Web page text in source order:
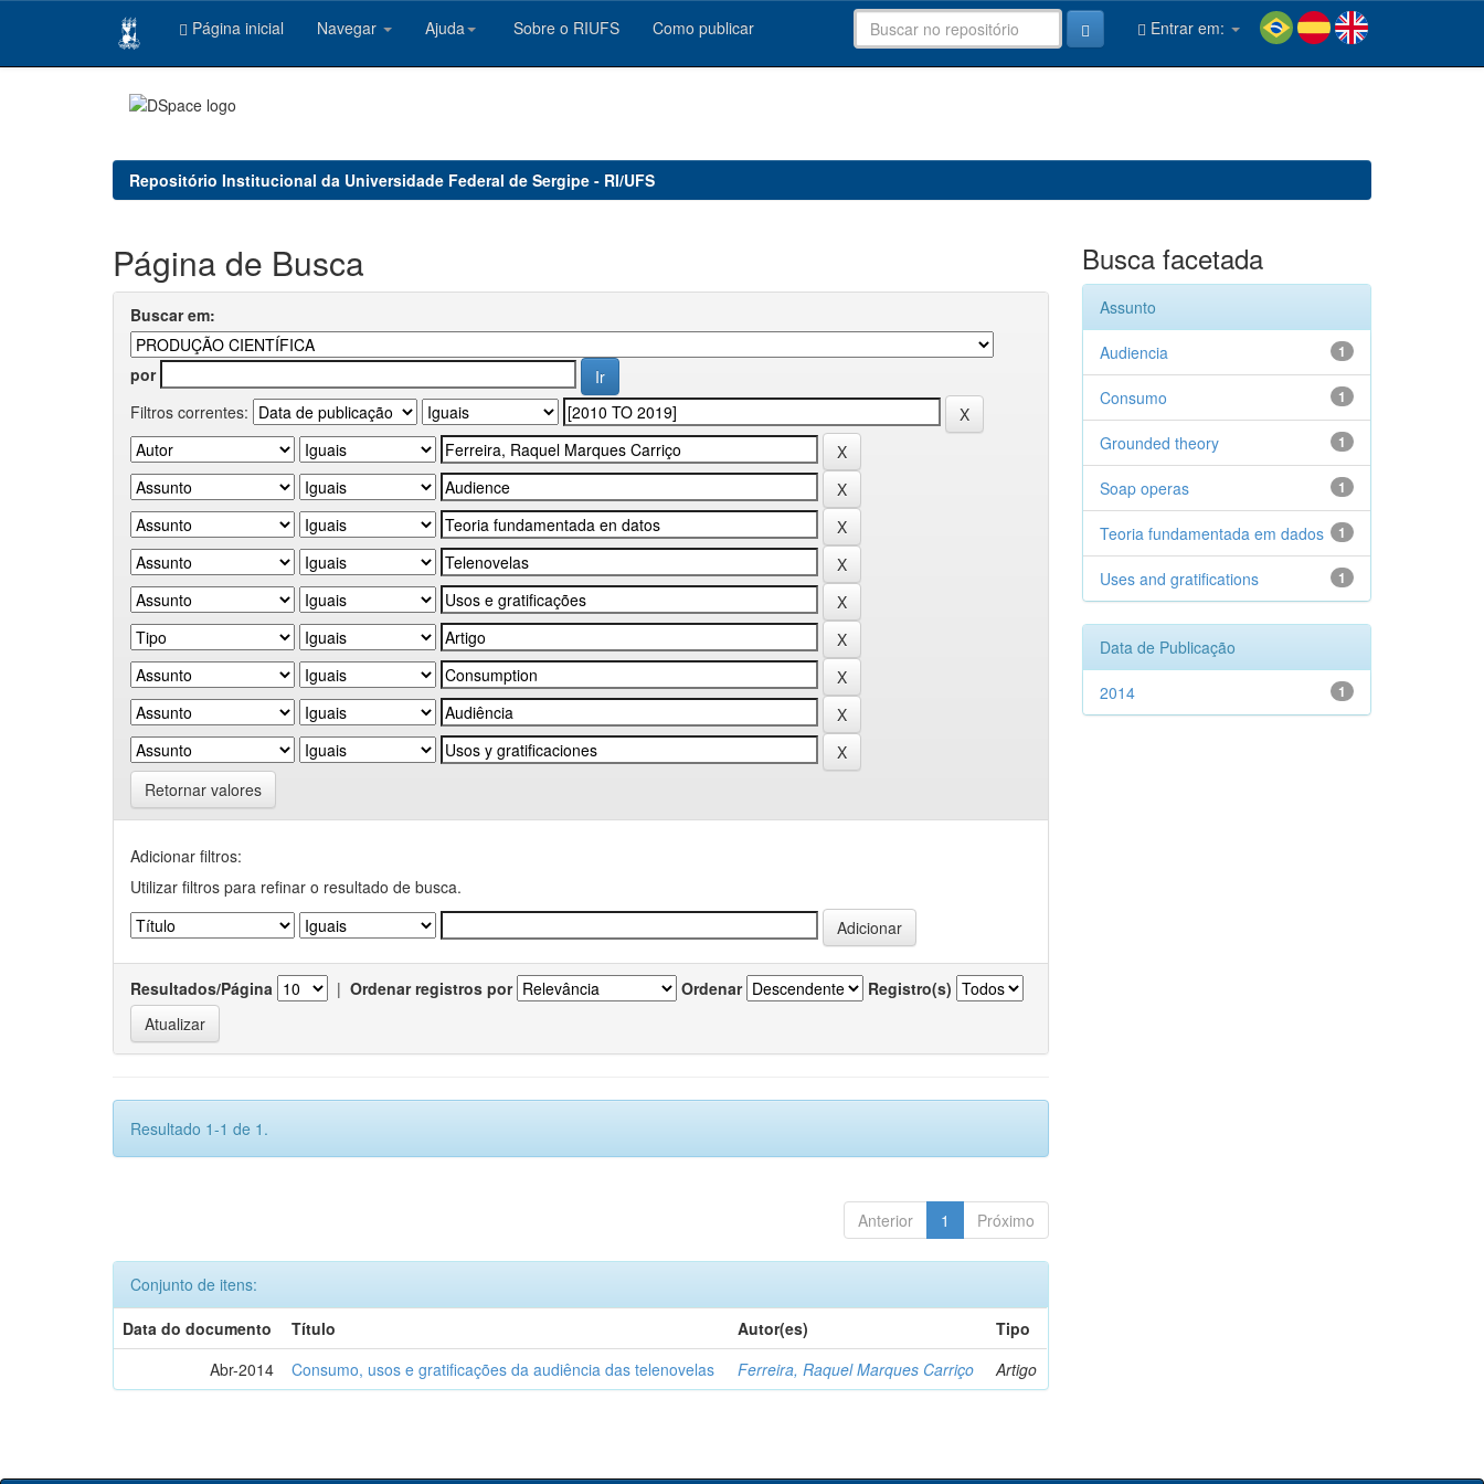
Página inicial Navegar Ajuda Sobre o RIUFS Como publicar Entrar em:
Repositório Institucional da Universidade Federal de Sergipe - RI/UFS
Página de Busca
Buscar em:
por
Filtros correntes:
Retornar valores
Adicionar filtros:
Utilizar filtros para refinar o resultado de busca.
Resultados/Página | Ordenar registros por Ordenar Registro(s)
Resultado 1-1 de 1.
Anterior 1 Próximo
Conjunto de itens:
Data do documento
Título Autor(es)
Tipo
Abr-2014
Consumo, usos e gratificações da audiência das telenovelas Ferreira, Raquel Marques Carriço Artigo
Busca facetada
Assunto
1
Audiencia
1
Consumo
1
Grounded theory
1
Soap operas
1
Teoria fundamentada em dados
1
Uses and gratifications
Data de Publicação
1
2014